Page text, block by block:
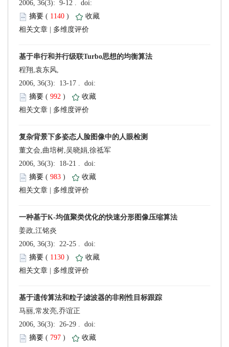
(
)
程翔,袁东风,
(
)
董文会,曲培树,吴晓娟,徐祗军
(
)
姜政,江铭炎
(
)
马丽,常发亮,乔谊正
(
)